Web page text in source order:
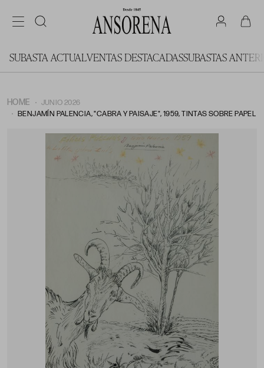
SUBASTA ACTUALVENTAS DESTACADASSUBASTAS
HOME
JUNIO 2026
BENJAMÍN PALENCIA, "CABRA Y PAISAJE", 1959, TINTAS SOBRE PAPEL